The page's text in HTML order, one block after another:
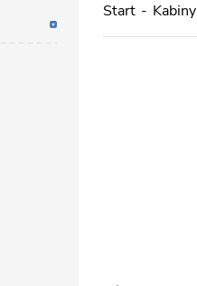
Start